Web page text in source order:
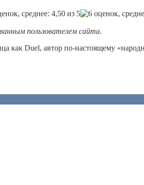
пользователем сайта.
как Duel, автор по-настоящему